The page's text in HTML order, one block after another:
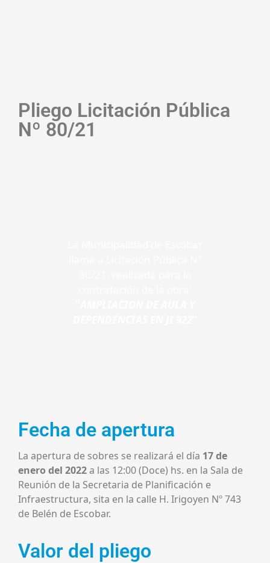
Pliego Licitación Pública
Nº 80/21
Fecha de apertura
La apertura de sobres se realizará el día 17 de
enero del 2022a las 12:00 (Doce) hs. en la Sala de
Reunión de la Secretaria de Planificación e
Infraestructura, sita en la calle H. Irigoyen Nº 743
de Belén de Escobar.
Valor del pliego